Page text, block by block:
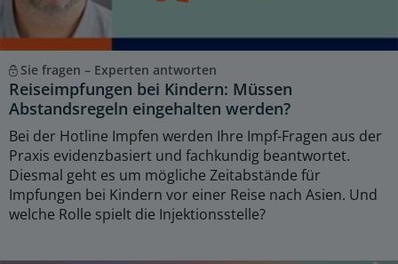
Sie fragen – Experten antworten
Reiseimpfungen bei Kindern: Müssen
Abstandsregeln eingehalten werden?
Bei der Hotline Impfen werden Ihre Impf-Fragen aus der
Praxis evidenzbasiert und fachkundig beantwortet.
Diesmal geht es um mögliche Zeitabstände für
Impfungen bei Kindern vor einer Reise nach Asien. Und
welche Rolle spielt die Injektionsstelle?